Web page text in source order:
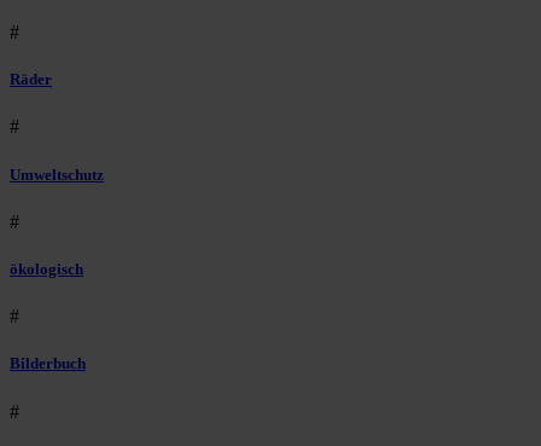
#
Räder
#
Umweltschutz
#
ökologisch
#
Bilderbuch
#